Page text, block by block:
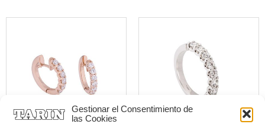
Gestionar el Consentimiento de
las Cookies